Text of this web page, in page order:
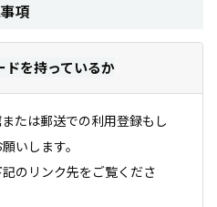
項
ドを持っているか
たは郵送での利用登録もし
いします。
のリンク先をご覧くださ